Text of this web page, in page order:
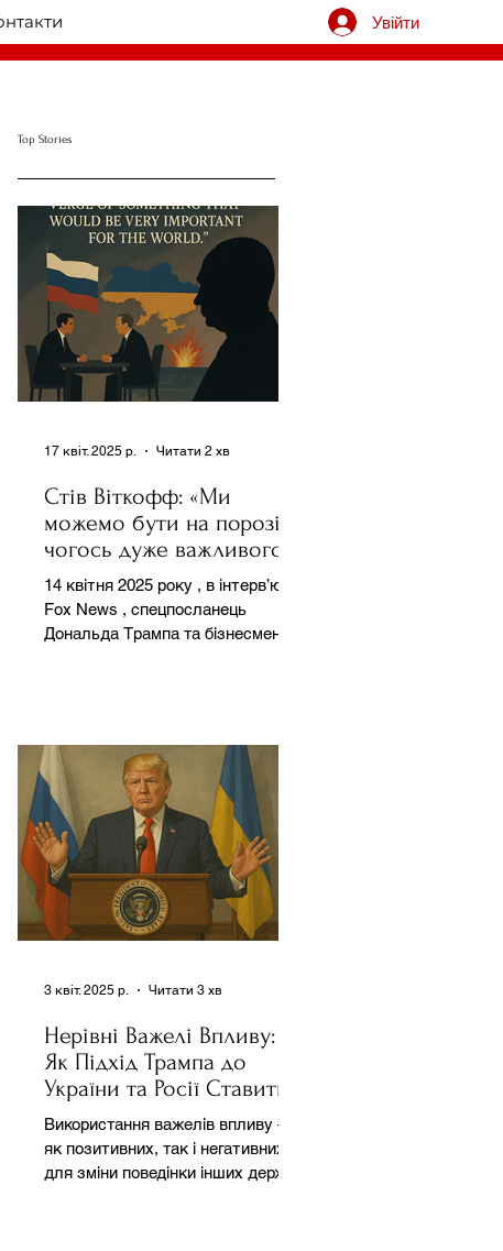
Увійти
Top Stories
Стів Віткофф: «Ми
можемо бути на порозі
чогось дуже важливого
для світу» — але що це
означає?
14 квітня 2025 року , в інтерв’ю на
Fox News , спецпосланець
Дональда Трампа та бізнесмен
17 квіт. 2025 р. Читати 2 хв
Нерівні Важелі Впливу:
Як Підхід Трампа до
України та Росії Ставить
під Сумнів Американську
Держполітику
Використання важелів впливу –
як позитивних, так і негативних –
для зміни поведінки інших держав
3 квіт. 2025 р. Читати 3 хв